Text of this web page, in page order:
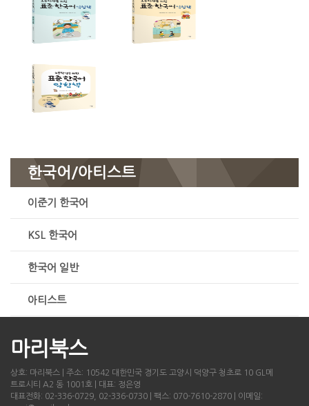
한국어/아티스트
이준기 한국어
KSL 한국어
한국어 일반
아티스트
마리북스
상호: 마리북스 | 주소: 10542 대한민국 경기도 고양시 덕양구 청초로 10 GL메
트로시티 A2 동 1001호 | 대표: 정은영
대표전화: 02-336-0729, 02-336-0730 | 팩스: 070-7610-2870 | 이메일: